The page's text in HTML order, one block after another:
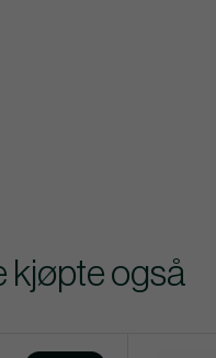
kjøpte også